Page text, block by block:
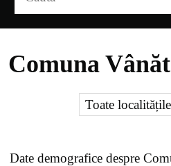
Comuna
Toate localitățile
Date demografice despre